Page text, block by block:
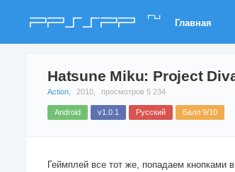
PPSSPP ru
Главная
Hatsune Miku: Project
Action 2010, просмотров 5 234
Android v1.0.1 Русский Балл 9/10
Геймплей все тот же, попадаем